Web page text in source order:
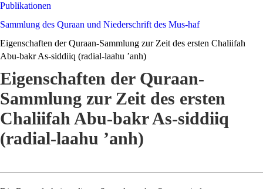
Publikationen
Sammlung des Quraan und Niederschrift des Mus-haf
Eigenschaften der Quraan-Sammlung zur Zeit des ersten Chaliifah
Abu-bakr As-siddiiq (radial-laahu ’anh)
Eigenschaften der Quraan-
Sammlung zur Zeit des ersten
Chaliifah Abu-bakr As-siddiiq
(radial-laahu ’anh)